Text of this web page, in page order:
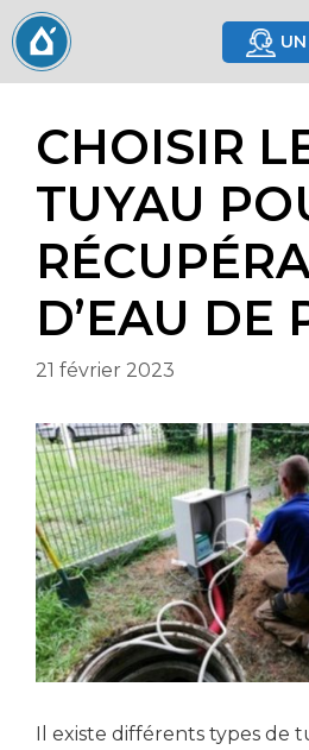
Aller
au
contenu
CHOISIR
TUYAU
D’EAU DE
21 février 2023
Il existe différents types de